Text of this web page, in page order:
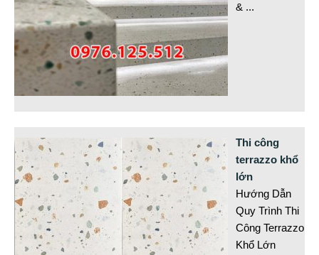
& ...
Thi công
terrazzo khổ
lớn
Hướng Dẫn
Quy Trình Thi
Công Terrazzo
Khổ Lớn